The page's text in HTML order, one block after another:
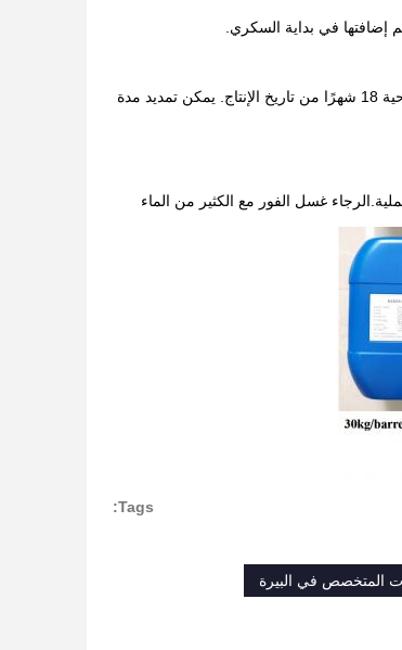
يجب أن يتم تخزينها في مكان جاف ومتنفّس ومحمي من الضوء عند درجة حرارة 25 درجة مئوية، مع مدة صلاحية 18 شهرًا من تاريخ الإنتاج. يمكن تمديد مدة
غسل الفور مع الكثير من الماء
Tags:
المتخصص في البيرة